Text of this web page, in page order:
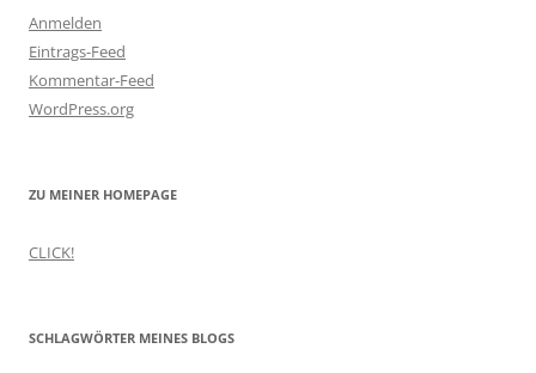
Anmelden
Eintrags-Feed
Kommentar-Feed
WordPress.org
ZU MEINER HOMEPAGE
CLICK!
SCHLAGWÖRTER MEINES BLOGS